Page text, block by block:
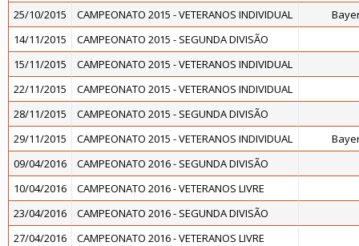
25/10/2015
CAMPEONATO 2015 - VETERANOS INDIVIDUAL
14/11/2015
CAMPEONATO 2015 - SEGUNDA DIVISÃO
15/11/2015
CAMPEONATO 2015 - VETERANOS INDIVIDUAL
22/11/2015
CAMPEONATO 2015 - VETERANOS INDIVIDUAL
28/11/2015
CAMPEONATO 2015 - SEGUNDA DIVISÃO
29/11/2015
CAMPEONATO 2015 - VETERANOS INDIVIDUAL
09/04/2016
CAMPEONATO 2016 - SEGUNDA DIVISÃO
10/04/2016
CAMPEONATO 2016 - VETERANOS LIVRE
23/04/2016
CAMPEONATO 2016 - SEGUNDA DIVISÃO
27/04/2016
CAMPEONATO 2016 - VETERANOS LIVRE